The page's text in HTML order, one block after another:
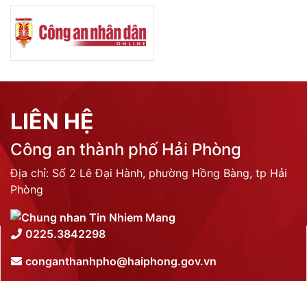
LIÊN HỆ
Công an thành phố Hải Phòng
Địa chỉ: Số 2 Lê Đại Hành, phường Hồng Bàng, tp Hải
Phòng
0225.3842298
conganthanhpho@haiphong.gov.vn